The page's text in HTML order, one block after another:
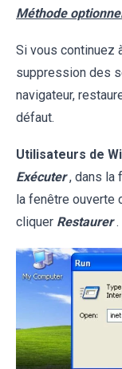
Méthode
Si vous continuez
suppression des
navigateur,
défaut.
Utilisateurs de
Exécuter , dans la
la fenêtre ouverte
cliquer Restaurer .